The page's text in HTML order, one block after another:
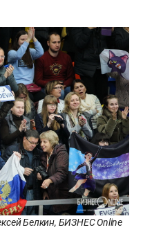
Белкин, БИЗНЕС Online